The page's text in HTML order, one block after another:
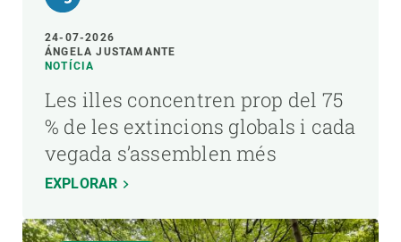
24-07-2026
ÁNGELA JUSTAMANTE
NOTÍCIA
Les illes concentren prop del 75
% de les extincions globals i cada
vegada s’assemblen més
EXPLORAR